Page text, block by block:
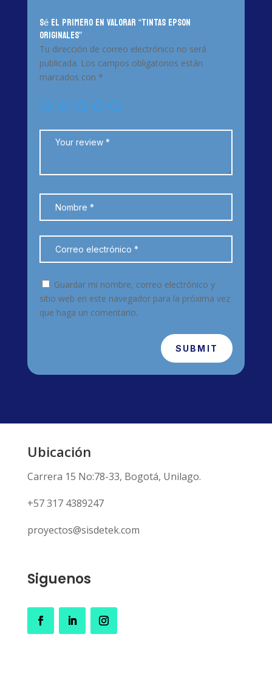
Sé el primero en valorar “TINTAS EPSON
ORIGINALES”
Tu dirección de correo electrónico no será
publicada. Los campos obligatorios están
marcados con *
Guardar mi nombre, correo electrónico y
sitio web en este navegador para la próxima vez
que haga un comentario.
SUBMIT
Ubicación
Carrera 15 No:78-33, Bogotá, Unilago.
+57 317 4389247
proyectos@sisdetek.com
Siguenos